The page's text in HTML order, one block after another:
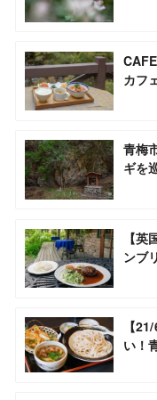
カフ
青梅
ギを
【
ンブ
【
い！